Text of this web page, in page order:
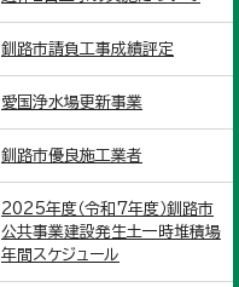
釧路市請負工事成績評定
愛国浄水場更新事業
釧路市優良施工業者
2025年度（令和7年度）釧路市
公共事業建設発生土一時堆積場
年間スケジュール